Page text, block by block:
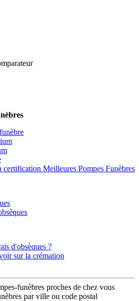
certification Meilleures Pompes Funèbres
d'obsèques ?
sur la crémation
funèbres proches de chez vous
par ville ou code postal